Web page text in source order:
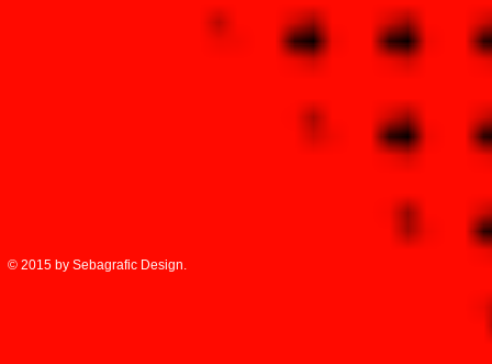
© 2015 by Sebagrafic Design.